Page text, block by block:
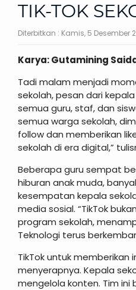
TIK-TOK
Diterbitkan : Kamis, 5 Desember
Karya: Gutamining
Tadi malam menjadi
sekolah, pesan dari
semua guru, staf, dan
semua warga sekolah,
follow dan memberikan
sekolah di era digital,”
Beberapa guru sempat
hiburan anak muda,
kesempatan kepala
media sosial. “TikTok
program sekolah,
Teknologi terus
TikTok untuk
menyerapnya. Kepala
mengelola konten. Tim